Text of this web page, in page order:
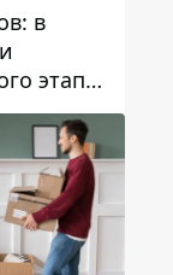
в
этапа